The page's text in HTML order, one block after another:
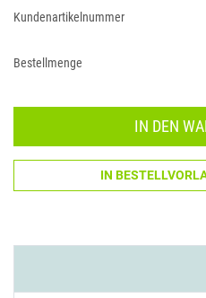
Kundenartikelnummer
Bestellmenge
IN DEN
IN